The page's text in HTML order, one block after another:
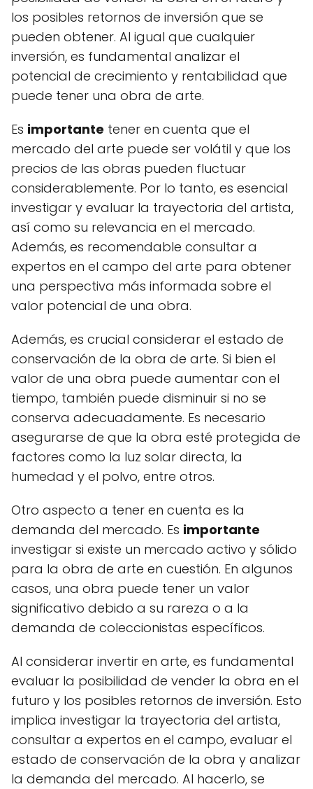
los posibles retornos de inversión que se
pueden obtener. Al igual que cualquier
inversión, es fundamental analizar el
potencial de crecimiento y rentabilidad que
puede tener una obra de arte.
Es importante tener en cuenta que el
mercado del arte puede ser volátil y que los
precios de las obras pueden fluctuar
considerablemente. Por lo tanto, es esencial
investigar y evaluar la trayectoria del artista,
así como su relevancia en el mercado.
Además, es recomendable consultar a
expertos en el campo del arte para obtener
una perspectiva más informada sobre el
valor potencial de una obra.
Además, es crucial considerar el estado de
conservación de la obra de arte. Si bien el
valor de una obra puede aumentar con el
tiempo, también puede disminuir si no se
conserva adecuadamente. Es necesario
asegurarse de que la obra esté protegida de
factores como la luz solar directa, la
humedad y el polvo, entre otros.
Otro aspecto a tener en cuenta es la
demanda del mercado. Es importante
investigar si existe un mercado activo y sólido
para la obra de arte en cuestión. En algunos
casos, una obra puede tener un valor
significativo debido a su rareza o a la
demanda de coleccionistas específicos.
Al considerar invertir en arte, es fundamental
evaluar la posibilidad de vender la obra en el
futuro y los posibles retornos de inversión. Esto
implica investigar la trayectoria del artista,
consultar a expertos en el campo, evaluar el
estado de conservación de la obra y analizar
la demanda del mercado. Al hacerlo, se